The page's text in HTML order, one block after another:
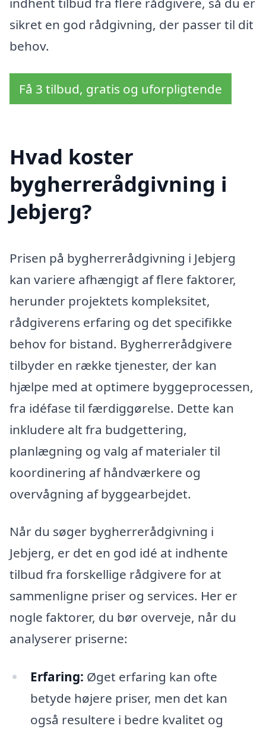
sikret en god rådgivning, der passer til dit
behov.
Få 3 tilbud, gratis og uforpligtende
Hvad koster
bygherrerådgivning i
Jebjerg?
Prisen på bygherrerådgivning i Jebjerg
kan variere afhængigt af flere faktorer,
herunder projektets kompleksitet,
rådgiverens erfaring og det specifikke
behov for bistand. Bygherrerådgivere
tilbyder en række tjenester, der kan
hjælpe med at optimere byggeprocessen,
fra idéfase til færdiggørelse. Dette kan
inkludere alt fra budgettering,
planlægning og valg af materialer til
koordinering af håndværkere og
overvågning af byggearbejdet.
Når du søger bygherrerådgivning i
Jebjerg, er det en god idé at indhente
tilbud fra forskellige rådgivere for at
sammenligne priser og services. Her er
nogle faktorer, du bør overveje, når du
analyserer priserne:
Erfaring: Øget erfaring kan ofte
betyde højere priser, men det kan
også resultere i bedre kvalitet og